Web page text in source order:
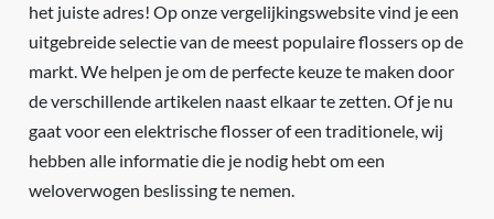
het juiste adres! Op onze vergelijkingswebsite vind je een
uitgebreide selectie van de meest populaire flossers op de
markt. We helpen je om de perfecte keuze te maken door
de verschillende artikelen naast elkaar te zetten. Of je nu
gaat voor een elektrische flosser of een traditionele, wij
hebben alle informatie die je nodig hebt om een
weloverwogen beslissing te nemen.